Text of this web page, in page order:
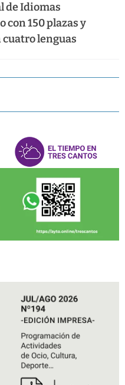
de Idiomas
con 150 plazas y
lenguas